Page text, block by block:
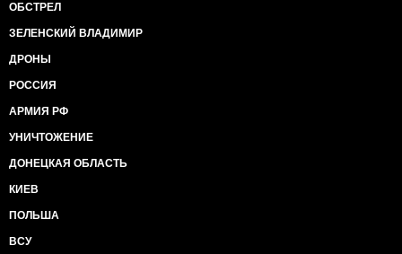
ОБСТРЕЛ
ЗЕЛЕНСКИЙ ВЛАДИМИР
ДРОНЫ
РОССИЯ
АРМИЯ РФ
УНИЧТОЖЕНИЕ
ДОНЕЦКАЯ ОБЛАСТЬ
КИЕВ
ПОЛЬША
ВСУ